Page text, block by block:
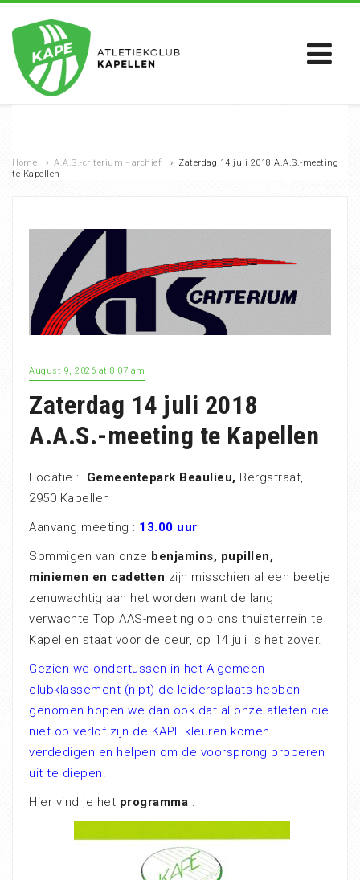
Home › A.A.S.-criterium - archief › Zaterdag 14 juli 2018 A.A.S.-meeting
te Kapellen
August 9, 2026 at 8:07 am
Zaterdag 14 juli 2018
A.A.S.-meeting te Kapellen
Locatie : Gemeentepark Beaulieu, Bergstraat,
2950 Kapellen
Aanvang meeting : 13.00 uur
Sommigen van onze benjamins, pupillen,
miniemen en cadetten zijn misschien al een beetje
zenuwachtig aan het worden want de lang
verwachte Top AAS-meeting op ons thuisterrein te
Kapellen staat voor de deur, op 14 juli is het zover.
Gezien we ondertussen in het Algemeen
clubklassement (nipt) de leidersplaats hebben
genomen hopen we dan ook dat al onze atleten die
niet op verlof zijn de KAPE kleuren komen
verdedigen en helpen om de voorsprong proberen
uit te diepen.
Hier vind je het programma :